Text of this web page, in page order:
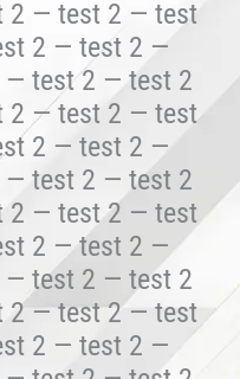
2 — test 2 — test
2 — test 2 —
test 2 — test 2
2 — test 2 — test
2 — test 2 —
test 2 — test 2
2 — test 2 — test
2 — test 2 —
test 2 — test 2
2 — test 2 — test
2 — test 2 —